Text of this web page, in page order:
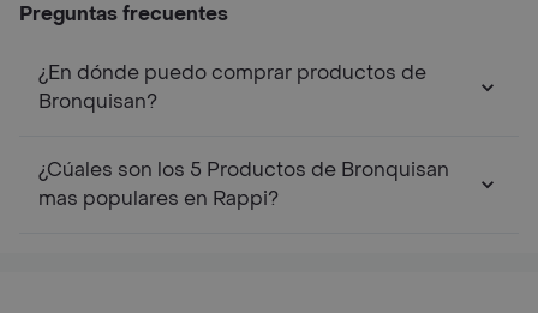
Preguntas frecuentes
¿En dónde puedo comprar productos de
Bronquisan?
¿Cúales son los 5 Productos de Bronquisan
mas populares en Rappi?